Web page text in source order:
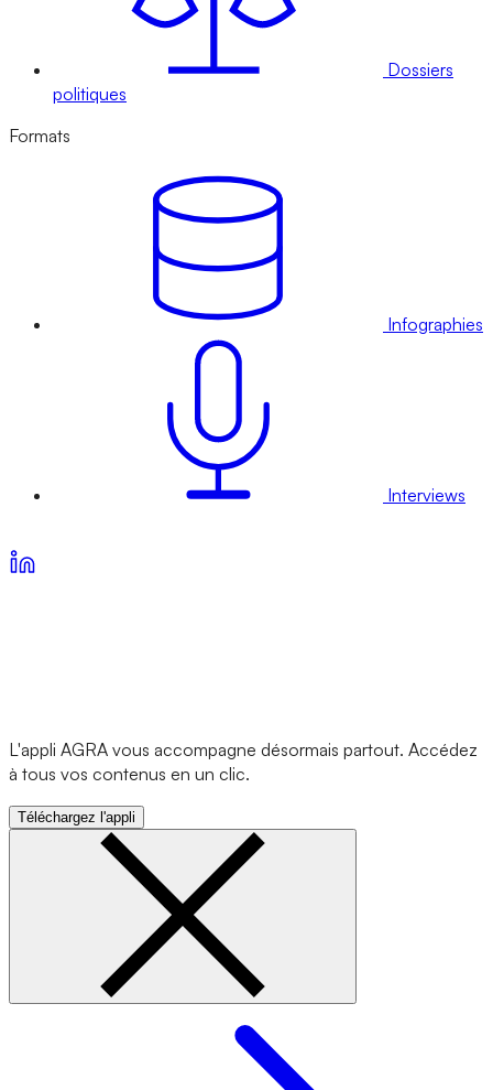
Dossiers
politiques
Formats
Infographies
Interviews
L'appli AGRA vous accompagne désormais partout. Accédez
à tous vos contenus en un clic.
Téléchargez l'appli